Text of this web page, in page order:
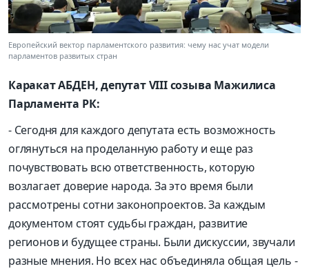
Европейский вектор парламентского развития: чему нас учат модели
парламентов развитых стран
Каракат АБДЕН, депутат VIII созыва Мажилиса
Парламента РК:
- Сегодня для каждого депутата есть возможность
оглянуться на проделанную работу и еще раз
почувствовать всю ответственность, которую
возлагает доверие народа. За это время были
рассмотрены сотни законопроектов. За каждым
документом стоят судьбы граждан, развитие
регионов и будущее страны. Были дискуссии, звучали
разные мнения. Но всех нас объединяла общая цель -